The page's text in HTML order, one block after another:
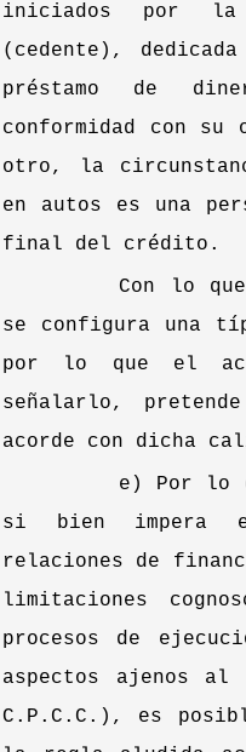
iniciados por la
(cedente),
préstamo de
conformidad con
otro, la
en autos es una
final del crédito.
Con lo
se configura una
por lo que el
señalarlo,
acorde con dicha
e) Por lo
si bien impera
relaciones de
limitaciones
procesos de
aspectos ajenos
C.P.C.C.), es